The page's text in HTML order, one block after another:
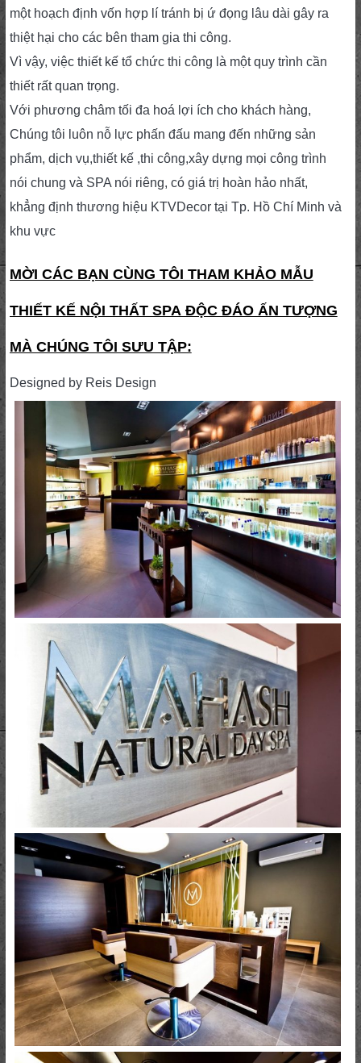
một hoạch định vốn hợp lí tránh bị ứ đọng lâu dài gây ra
thiệt hại cho các bên tham gia thi công.
Vì vậy, việc thiết kế tổ chức thi công là một quy trình cần
thiết rất quan trọng.
Với phương châm tối đa hoá lợi ích cho khách hàng,
Chúng tôi luôn nỗ lực phấn đấu mang đến những sản
phẩm, dịch vụ,thiết kế ,thi công,xây dựng mọi công trình
nói chung và SPA nói riêng, có giá trị hoàn hảo nhất,
khẳng định thương hiệu KTVDecor tại Tp. Hồ Chí Minh và
khu vực
MỜI CÁC BẠN CÙNG TÔI THAM KHẢO MẪU
THIẾT KẾ NỘI THẤT SPA ĐỘC ĐÁO ẤN TƯỢNG
MÀ CHÚNG TÔI SƯU TẬP:
Designed by Reis Design